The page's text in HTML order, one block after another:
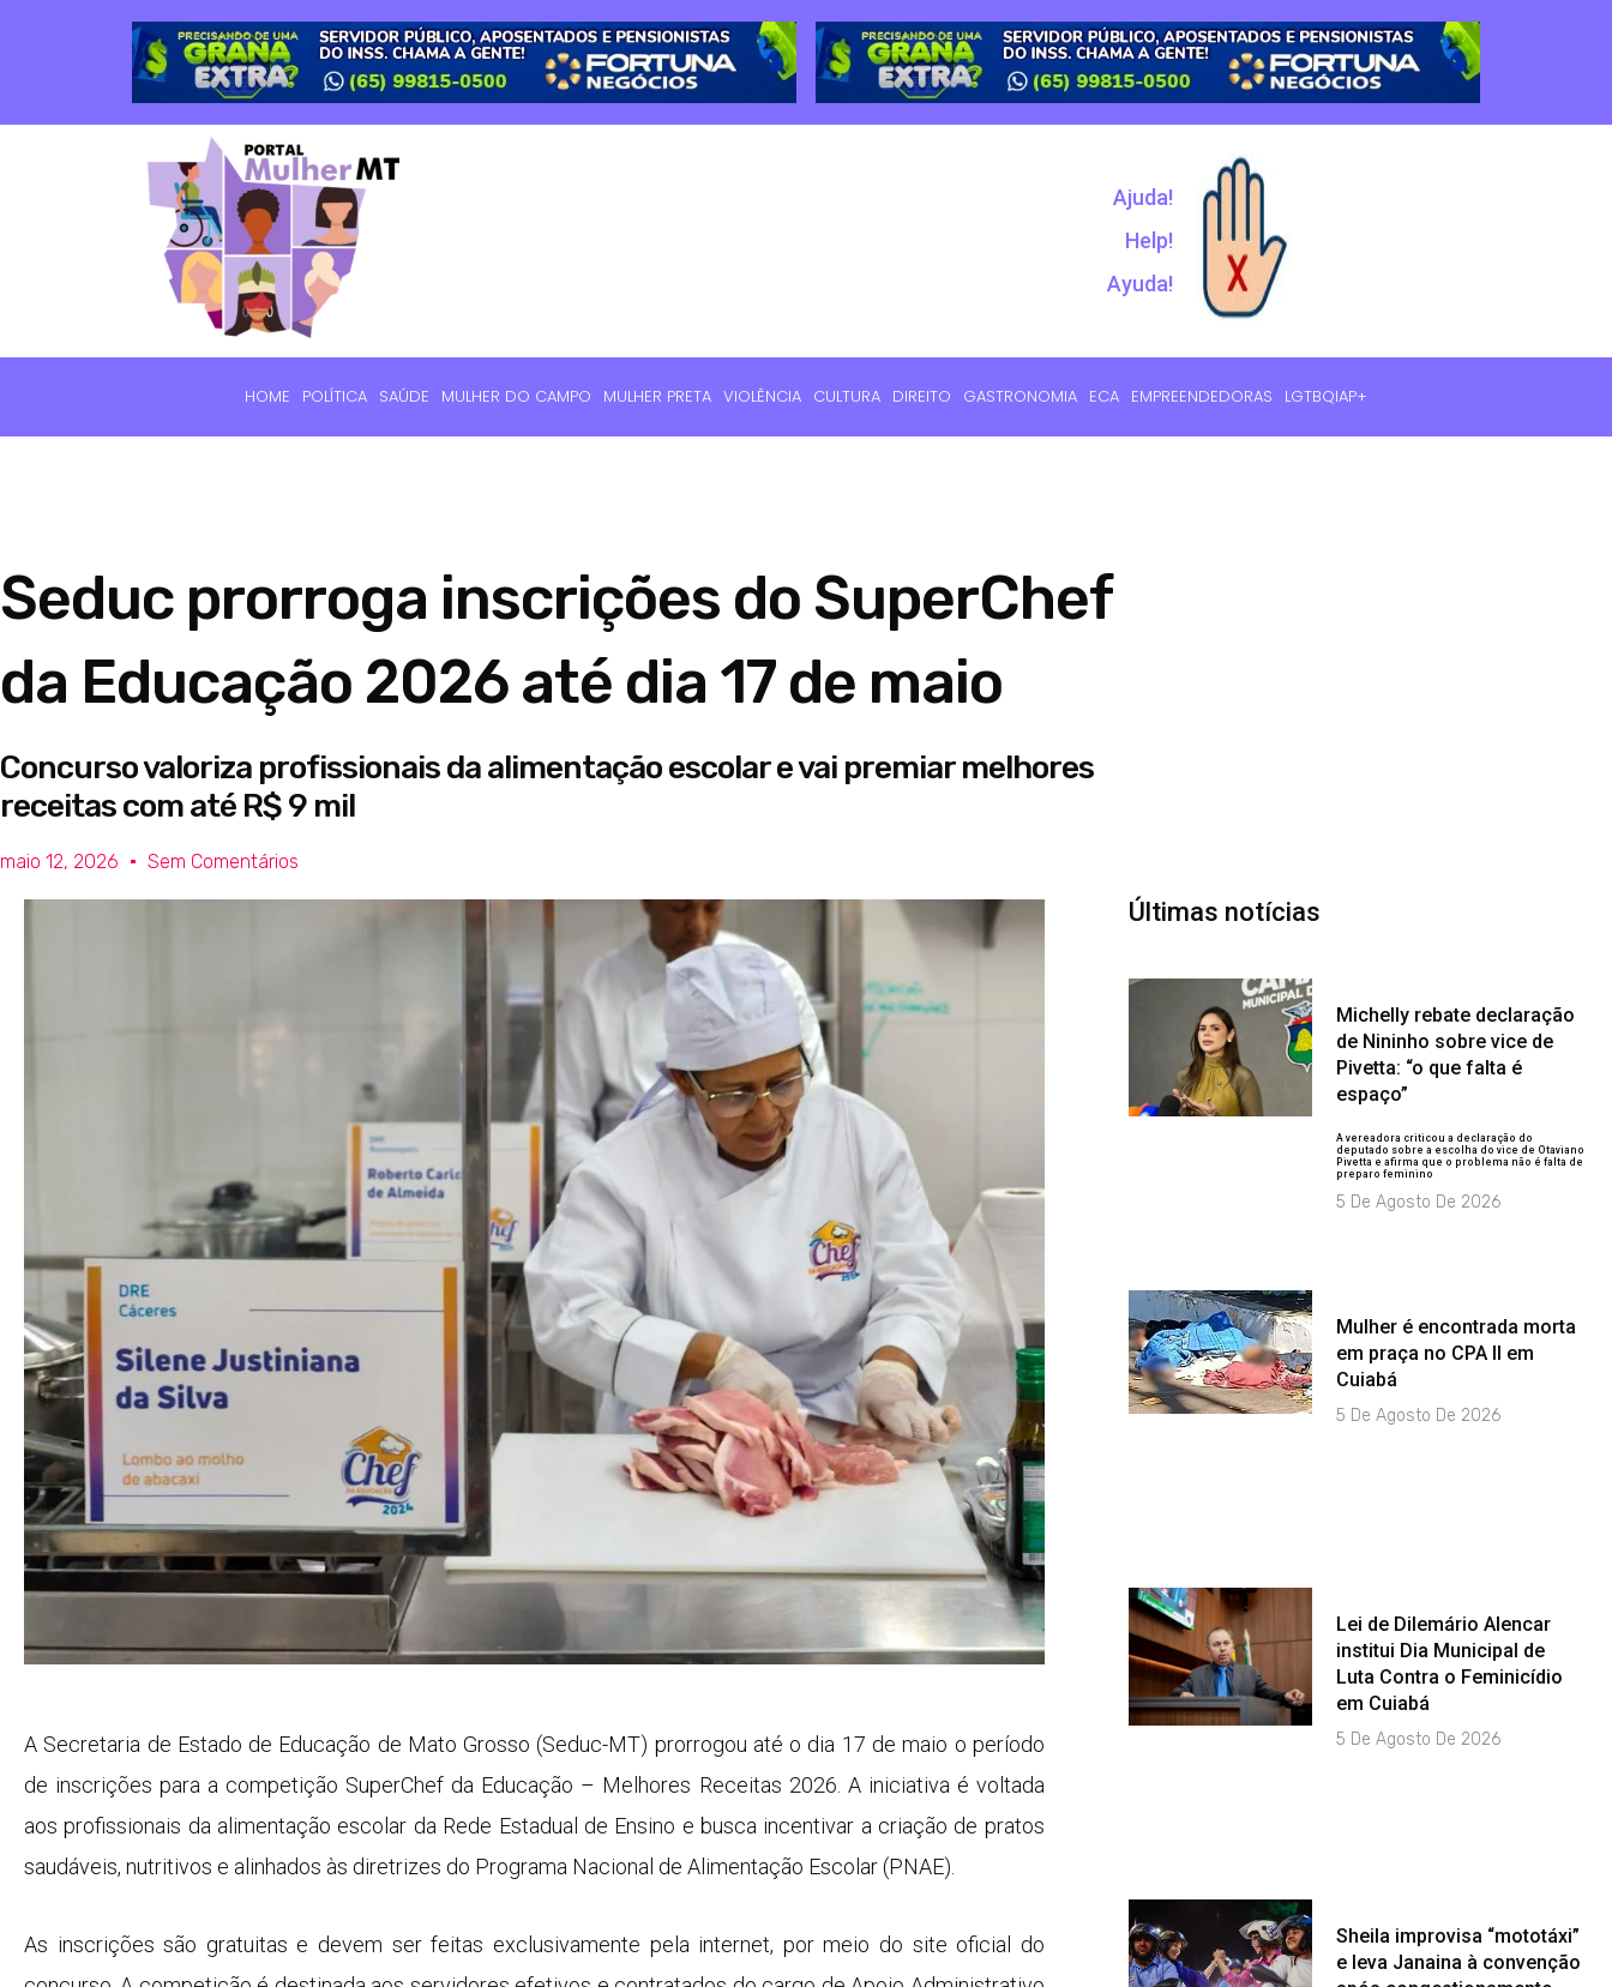
Ajuda!
Help!
Ayuda!
HOME POLÍTICA SAÚDE MULHER DO CAMPO MULHER PRETA VIOLÊNCIA CULTURA DIREITO GASTRONOMIA ECA EMPREENDEDORAS LGTBQIAP+
Seduc prorroga inscrições do SuperChef
da Educação 2026 até dia 17 de maio
Concurso valoriza profissionais da alimentação escolar e vai premiar melhores
receitas com até R$ 9 mil
maio 12, 2026 Sem Comentários
A Secretaria de Estado de Educação de Mato Grosso (Seduc-MT) prorrogou até o dia 17 de maio o período
de inscrições para a competição SuperChef da Educação – Melhores Receitas 2026. A iniciativa é voltada
aos profissionais da alimentação escolar da Rede Estadual de Ensino e busca incentivar a criação de pratos
saudáveis, nutritivos e alinhados às diretrizes do Programa Nacional de Alimentação Escolar (PNAE).
As inscrições são gratuitas e devem ser feitas exclusivamente pela internet, por meio do site oficial do
Últimas notícias
Michelly rebate declaração
de Nininho sobre vice de
Pivetta: “o que falta é
espaço”
A vereadora criticou a declaração do
deputado sobre a escolha do vice de Otaviano
Pivetta e afirma que o problema não é falta de
preparo feminino
5 De Agosto De 2026
Mulher é encontrada morta
em praça no CPA II em
Cuiabá
5 De Agosto De 2026
Lei de Dilemário Alencar
institui Dia Municipal de
Luta Contra o Feminicídio
em Cuiabá
5 De Agosto De 2026
Sheila improvisa “mototáxi”
e leva Janaina à convenção